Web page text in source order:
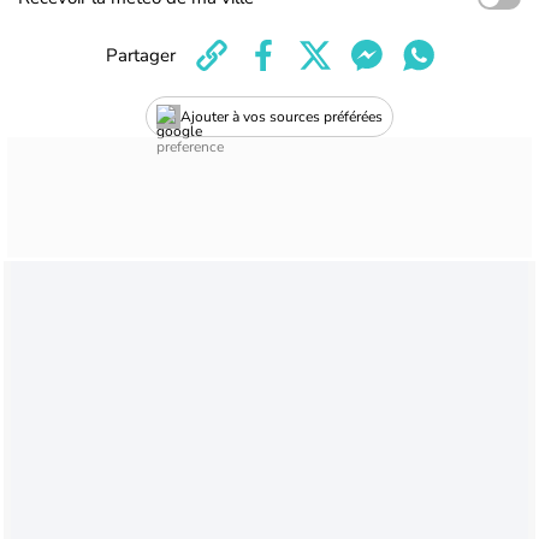
Ajouter à vos sources préférées
Partager